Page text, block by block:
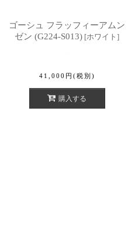
ゴーシュ フラッフィーアムン
ゼン (G224-S013) [ホワイト ]
41,000 円 (税別)
購入する